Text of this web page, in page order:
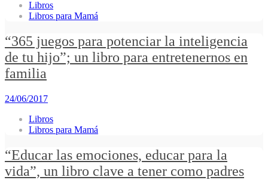
Libros
Libros para Mamá
“365 juegos para potenciar la inteligencia
de tu hijo”; un libro para entretenernos en
familia
24/06/2017
Libros
Libros para Mamá
“Educar las emociones, educar para la
vida”, un libro clave a tener como padres